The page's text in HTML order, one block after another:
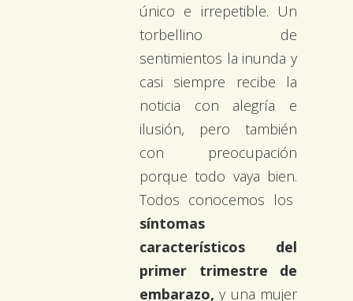
único e irrepetible. Un
torbellino de
sentimientos la inunda y
casi siempre recibe la
noticia con alegría e
ilusión, pero también
con preocupación
porque todo vaya bien.
Todos conocemos los
síntomas
característicos del
primer trimestre de
embarazo, y una mujer